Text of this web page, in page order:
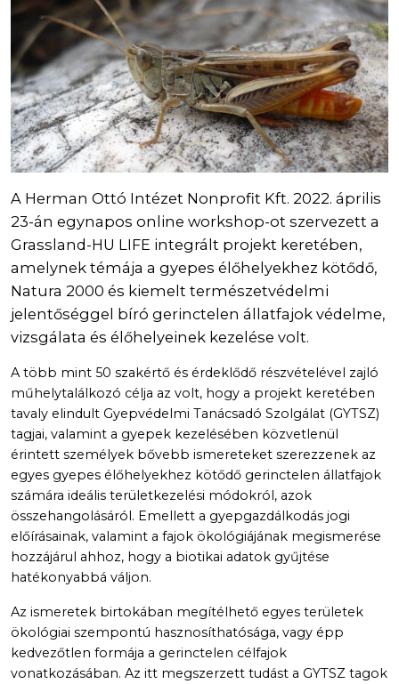
A Herman Ottó Intézet Nonprofit Kft. 2022. április
23-án egynapos online workshop-ot szervezett a
Grassland-HU LIFE integrált projekt keretében,
amelynek témája a gyepes élőhelyekhez kötődő,
Natura 2000 és kiemelt természetvédelmi
jelentőséggel bíró gerinctelen állatfajok védelme,
vizsgálata és élőhelyeinek kezelése volt.
A több mint 50 szakértő és érdeklődő részvételével zajló
műhelytalálkozó célja az volt, hogy a projekt keretében
tavaly elindult Gyepvédelmi Tanácsadó Szolgálat (GYTSZ)
tagjai, valamint a gyepek kezelésében közvetlenül
érintett személyek bővebb ismereteket szerezzenek az
egyes gyepes élőhelyekhez kötődő gerinctelen állatfajok
számára ideális területkezelési módokról, azok
összehangolásáról. Emellett a gyepgazdálkodás jogi
előírásainak, valamint a fajok ökológiájának megismerése
hozzájárul ahhoz, hogy a biotikai adatok gyűjtése
hatékonyabbá váljon.
Az ismeretek birtokában megítélhető egyes területek
ökológiai szempontú hasznosíthatósága, vagy épp
kedvezőtlen formája a gerinctelen célfajok
vonatkozásában. Az itt megszerzett tudást a GYTSZ tagok